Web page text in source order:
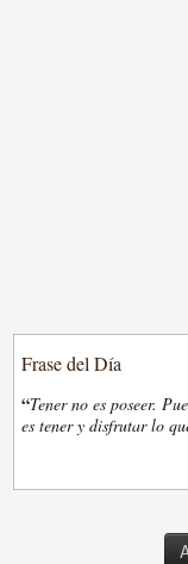
Frase del Día
“Tener no es poseer.
es tener y disfrutar lo